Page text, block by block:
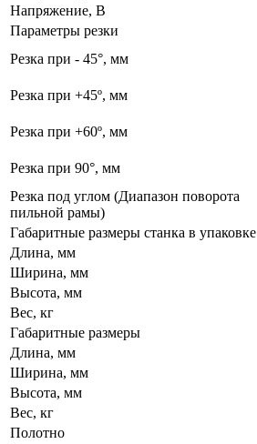
Напряжение, В
Параметры резки
Резка при - 45°, мм
Резка при +45º, мм
Резка при +60º, мм
Резка при 90°, мм
Резка под углом (Диапазон поворота
пильной рамы)
Габаритные размеры станка в упаковке
Длина, мм
Ширина, мм
Высота, мм
Вес, кг
Габаритные размеры
Длина, мм
Ширина, мм
Высота, мм
Вес, кг
Полотно